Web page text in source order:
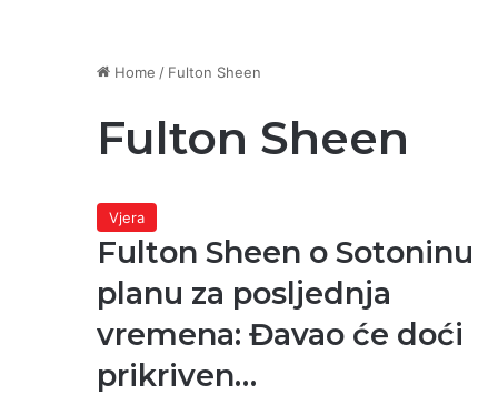
Home / Fulton Sheen
Fulton Sheen
Vjera
Fulton Sheen o Sotoninu
planu za posljednja
vremena: Đavao će doći
prikriven…